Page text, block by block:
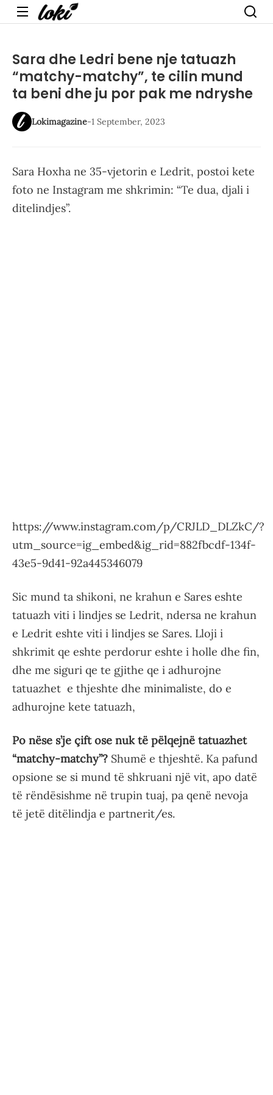
Menu
Sara dhe Ledri bene nje tatuazh
“matchy-matchy”, te cilin mund
ta beni dhe ju por pak me ndryshe
Lokimagazine-1 September, 2023
Sara Hoxha ne 35-vjetorin e Ledrit, postoi kete
foto ne Instagram me shkrimin: “Te dua, djali i
ditelindjes”.
https://www.instagram.com/p/CRJLD_DLZkC/?
utm_source=ig_embed&ig_rid=882fbcdf-134f-
43e5-9d41-92a445346079
Sic mund ta shikoni, ne krahun e Sares eshte
tatuazh viti i lindjes se Ledrit, ndersa ne krahun
e Ledrit eshte viti i lindjes se Sares. Lloji i
shkrimit qe eshte perdorur eshte i holle dhe fin,
dhe me siguri qe te gjithe qe i adhurojne
tatuazhet e thjeshte dhe minimaliste, do e
adhurojne kete tatuazh,
Po nëse s’je çift ose nuk të pëlqejnë tatuazhet
“matchy-matchy”? Shumë e thjeshtë. Ka pafund
opsione se si mund të shkruani një vit, apo datë
të rëndësishme në trupin tuaj, pa qenë nevoja
të jetë ditëlindja e partnerit/es.